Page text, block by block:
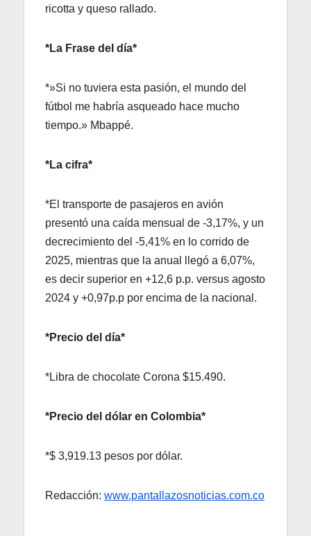
ricotta y queso rallado.
*La Frase del día*
*»Si no tuviera esta pasión, el mundo del
fútbol me habría asqueado hace mucho
tiempo.» Mbappé.
*La cifra*
*El transporte de pasajeros en avión
presentó una caída mensual de -3,17%, y un
decrecimiento del -5,41% en lo corrido de
2025, mientras que la anual llegó a 6,07%,
es decir superior en +12,6 p.p. versus agosto
2024 y +0,97p.p por encima de la nacional.
*Precio del día*
*Libra de chocolate Corona $15.490.
*Precio del dólar en Colombia*
*$ 3,919.13 pesos por dólar.
Redacción: www.pantallazosnoticias.com.co